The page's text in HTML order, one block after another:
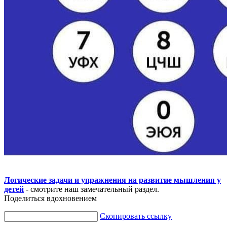
Логические задачи и упражнения на развитие мышления у
детей - смотрите наш замечательный раздел.
Поделиться вдохновением
Скопировать ссылку